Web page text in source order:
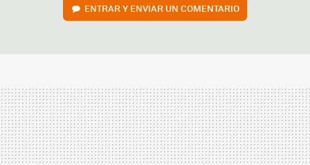
ENTRAR Y ENVIAR UN COMENTARIO